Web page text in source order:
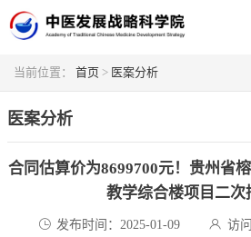
当前位置： 首页 > 医案分析
医案分析
合同估算价为8699700元！贵州省
教学综合楼项目二次
发布时间：2025-01-09 访